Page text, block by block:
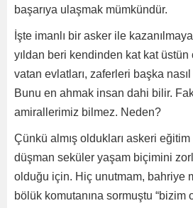
başarıya ulaşmak mümkündür.
İşte imanlı bir asker ile
yıldan beri kendinden kat kat üstün
vatan evlatları, zaferleri başka
Bunu en ahmak insan dahi bilir.
amirallerimiz bilmez. Neden?
Çünkü almış oldukları askeri
düşman seküler yaşam biçimini
olduğu için. Hiç unutmam, bahriye
bölük komutanına sormuştu